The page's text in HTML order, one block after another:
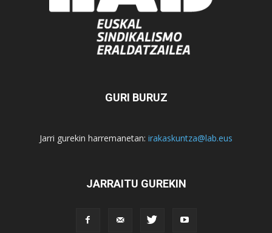
GURI BURUZ
Jarri gurekin harremanetan: irakaskuntza@lab.eus
JARRAITU GUREKIN